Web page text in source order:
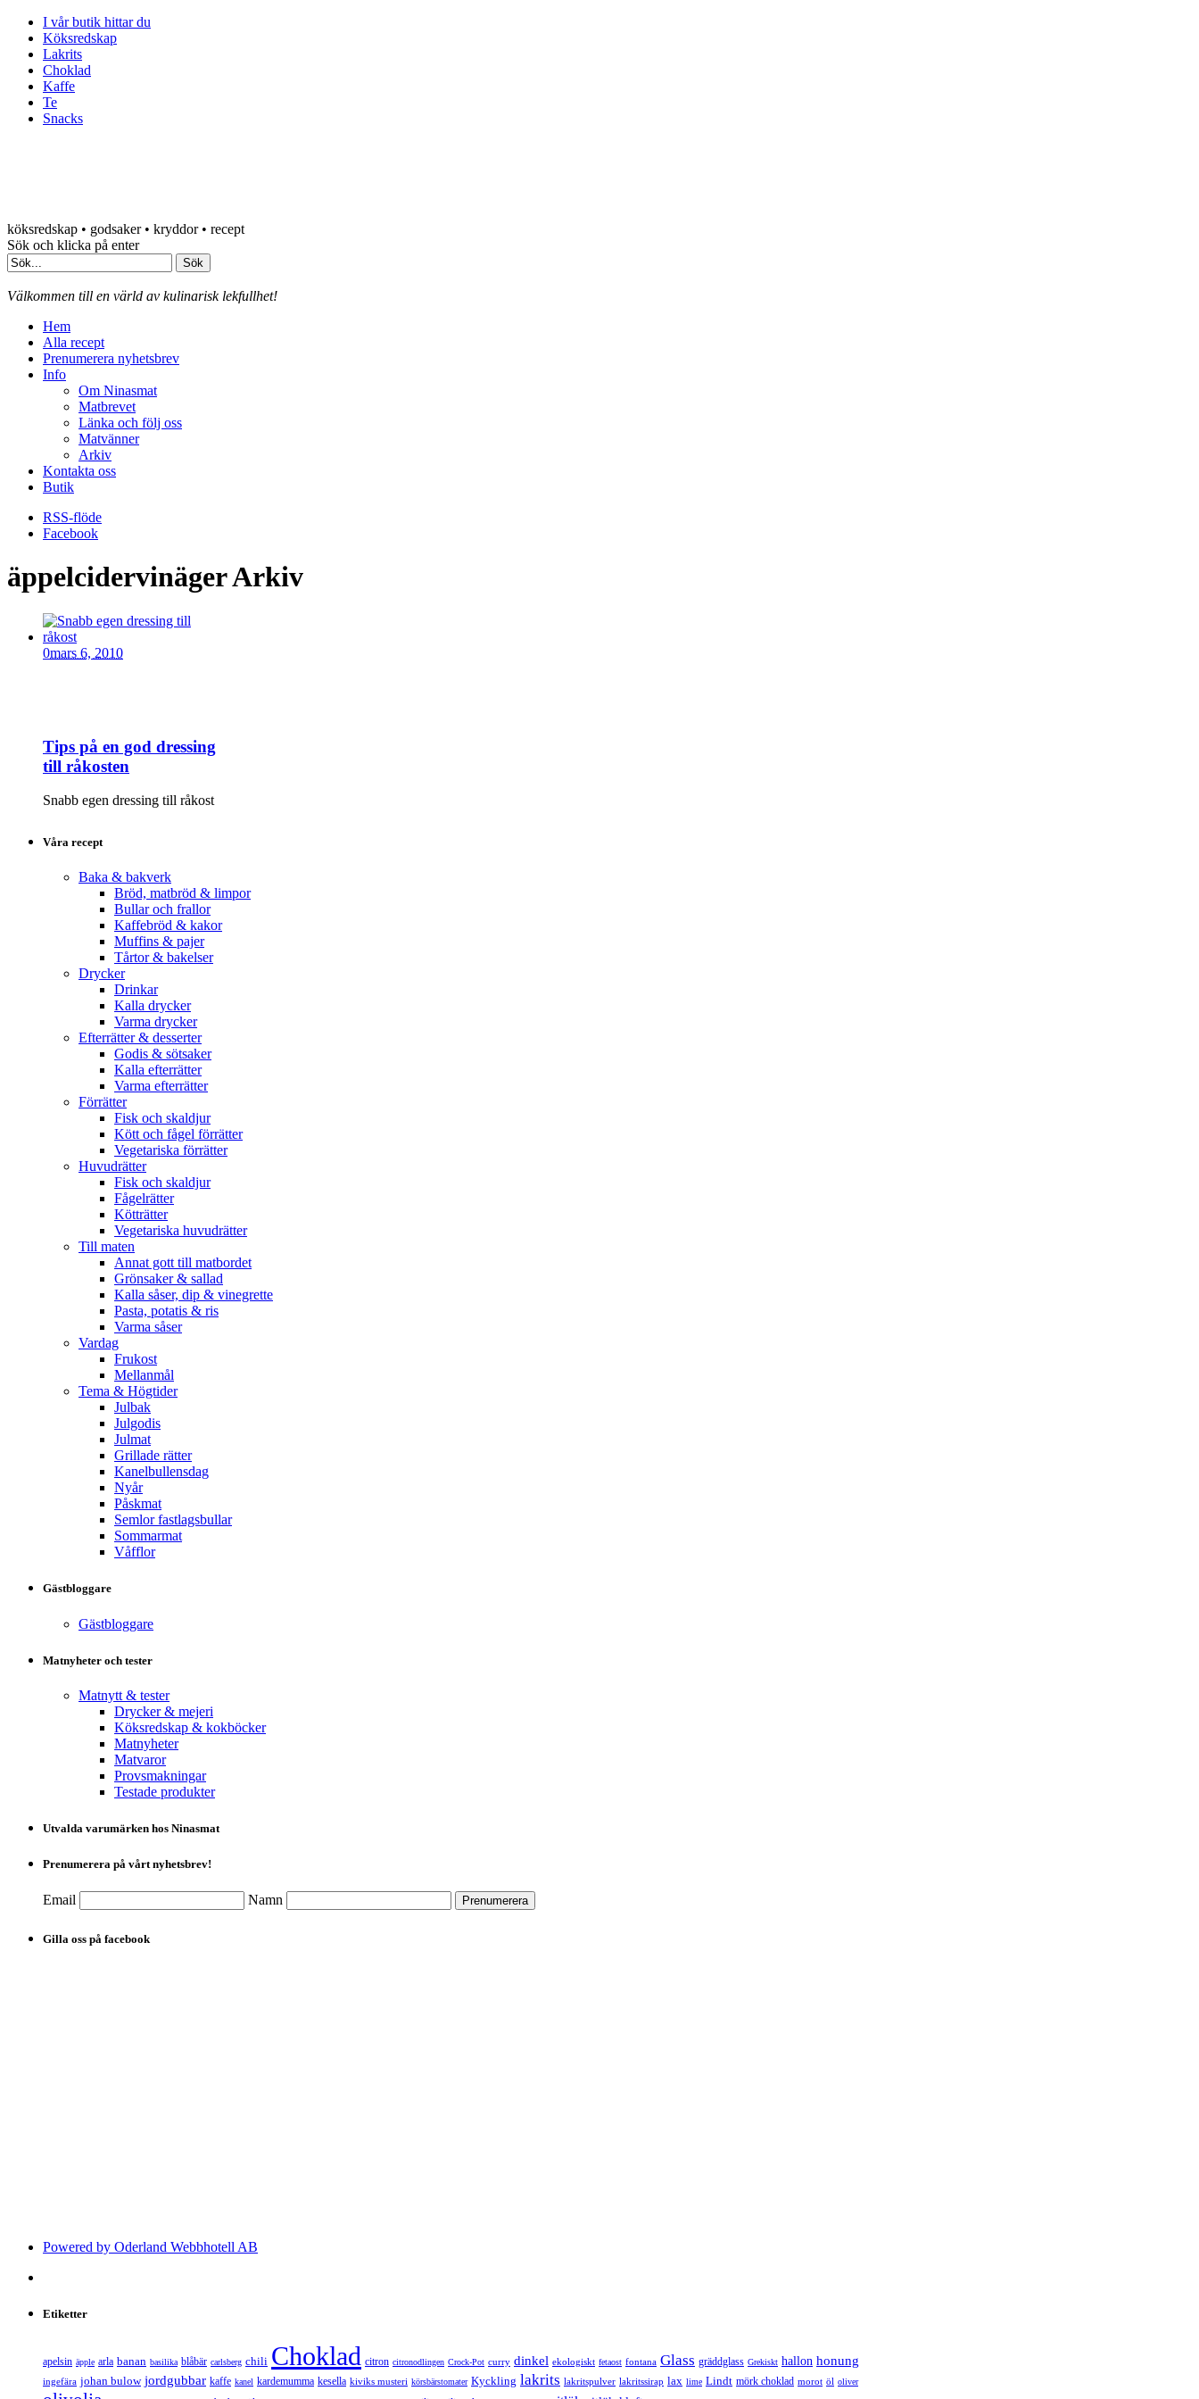
I vår butik hittar du
Köksredskap
Lakrits
Choklad
Kaffe
Te
Snacks
köksredskap • godsaker • kryddor • recept
Sök och klicka på enter
Välkommen till en värld av kulinarisk lekfullhet!
Hem
Alla recept
Prenumerera nyhetsbrev
Info
Om Ninasmat
Matbrevet
Länka och följ oss
Matvänner
Arkiv
Kontakta oss
Butik
RSS-flöde
Facebook
äppelcidervinäger Arkiv
0mars 6, 2010
Tips på en god dressing
till råkosten
Snabb egen dressing till råkost
Våra recept
Baka & bakverk
Bröd, matbröd & limpor
Bullar och frallor
Kaffebröd & kakor
Muffins & pajer
Tårtor & bakelser
Drycker
Drinkar
Kalla drycker
Varma drycker
Efterrätter & desserter
Godis & sötsaker
Kalla efterrätter
Varma efterrätter
Förrätter
Fisk och skaldjur
Kött och fågel förrätter
Vegetariska förrätter
Huvudrätter
Fisk och skaldjur
Fågelrätter
Kötträtter
Vegetariska huvudrätter
Till maten
Annat gott till matbordet
Grönsaker & sallad
Kalla såser, dip & vinegrette
Pasta, potatis & ris
Varma såser
Vardag
Frukost
Mellanmål
Tema & Högtider
Julbak
Julgodis
Julmat
Grillade rätter
Kanelbullensdag
Nyår
Påskmat
Semlor fastlagsbullar
Sommarmat
Våfflor
Gästbloggare
Gästbloggare
Matnyheter och tester
Matnytt & tester
Drycker & mejeri
Köksredskap & kokböcker
Matnyheter
Matvaror
Provsmakningar
Testade produkter
Utvalda varumärken hos Ninasmat
Prenumerera på vårt nyhetsbrev!
Email Namn
Gilla oss på facebook
Powered by Oderland Webbhotell AB
Etiketter
apelsin äpple arla banan basilika blåbär carlsberg chili Choklad citron citronodlingen Crock-Pot curry dinkel ekologiskt fetaost fontana Glass gräddglass Grekiskt hallon honung
ingefära johan bulow jordgubbar kaffe kanel kardemumma kesella kiviks musteri körsbärstomater Kyckling lakrits lakritspulver lakritssirap lax lime Lindt mörk choklad morot öl oliver